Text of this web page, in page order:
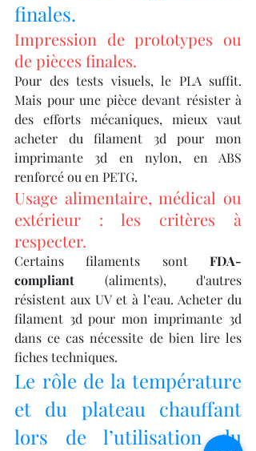
finales.
Impression de prototypes ou
de pièces finales.
Pour des tests visuels, le PLA suffit.
Mais pour une pièce devant résister à
des efforts mécaniques, mieux vaut
acheter du filament 3d pour mon
imprimante 3d en nylon, en ABS
renforcé ou en PETG.
Usage alimentaire, médical ou
extérieur : les critères à
respecter.
Certains filaments sont FDA-
compliant (aliments), d'autres
résistent aux UV et à l’eau. Acheter du
filament 3d pour mon imprimante 3d
dans ce cas nécessite de bien lire les
fiches techniques.
Le rôle de la température
et du plateau chauffant
lors de l’utilisation du